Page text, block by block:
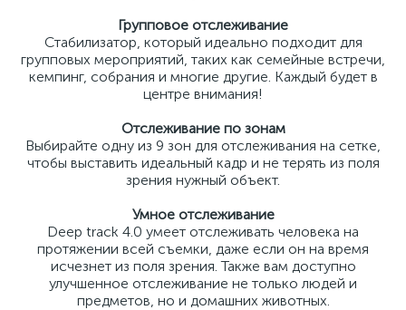
Групповое отслеживание
Стабилизатор, который идеально подходит для
групповых мероприятий, таких как семейные встречи,
кемпинг, собрания и многие другие. Каждый будет в
центре внимания!
Отслеживание по зонам
Выбирайте одну из 9 зон для отслеживания на сетке,
чтобы выставить идеальный кадр и не терять из поля
зрения нужный объект.
Умное отслеживание
Deep track 4.0 умеет отслеживать человека на
протяжении всей съемки, даже если он на время
исчезнет из поля зрения. Также вам доступно
улучшенное отслеживание не только людей и
предметов, но и домашних животных.